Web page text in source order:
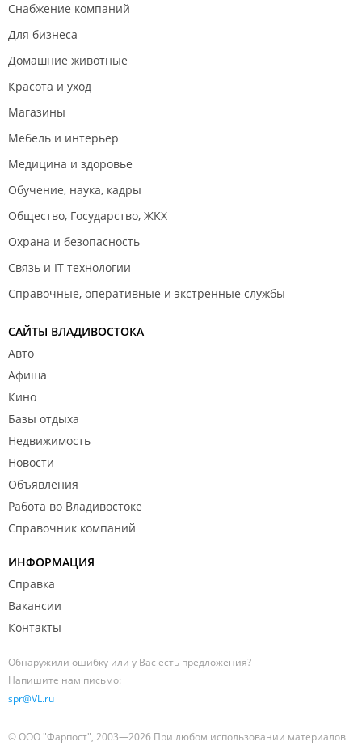
Снабжение компаний
Для бизнеса
Домашние животные
Красота и уход
Магазины
Мебель и интерьер
Медицина и здоровье
Обучение, наука, кадры
Общество, Государство, ЖКХ
Охрана и безопасность
Связь и IT технологии
Справочные, оперативные и экстренные службы
САЙТЫ ВЛАДИВОСТОКА
Авто
Афиша
Кино
Базы отдыха
Недвижимость
Новости
Объявления
Работа во Владивостоке
Справочник компаний
ИНФОРМАЦИЯ
Справка
Вакансии
Контакты
Обнаружили ошибку или у Вас есть предложения?
Напишите нам письмо:
spr@VL.ru
© ООО "Фарпост", 2003—2026 При любом использовании материалов